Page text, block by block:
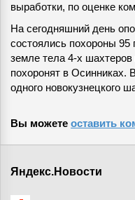
выработки, по оценке
На сегодняшний день
состоялись похороны 95
земле тела 4-х
похоронят в Осинниках.
одного новокузнецкого
Вы можете оставить
Яндекс.Новости